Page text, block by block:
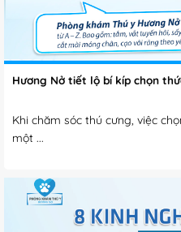
Hương Nở tiết lộ bí kíp chọn
Khi chăm sóc thú cưng, việc
một ...